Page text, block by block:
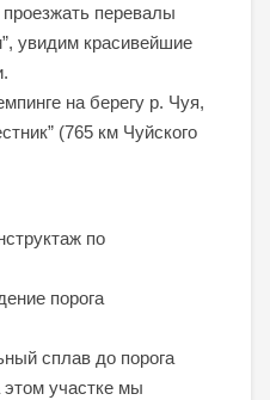
перевалы
увидим красивейшие
на берегу р. Чуя,
(765 км Чуйского
по
порога
сплав до порога
этом участке мы